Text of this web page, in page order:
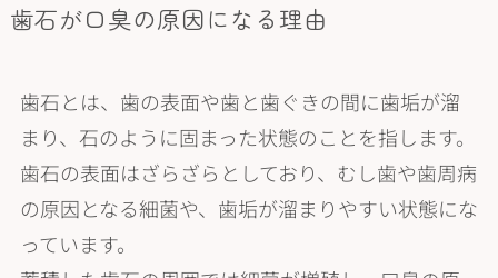
歯石が口臭の原因になる理由
歯石とは、歯の表面や歯と歯ぐきの間に歯垢が溜
まり、石のように固まった状態のことを指します。
歯石の表面はざらざらとしており、むし歯や歯周病
の原因となる細菌や、歯垢が溜まりやすい状態にな
っています。